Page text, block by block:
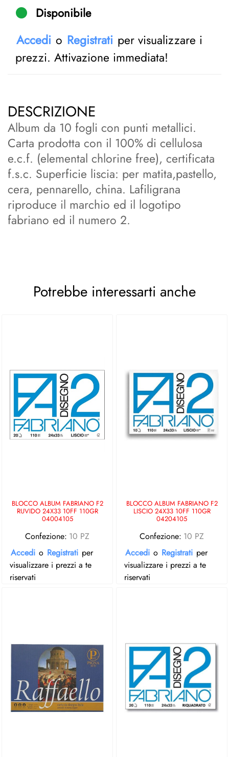
Disponibile
Accedi o Registrati per visualizzare i
prezzi. Attivazione immediata!
DESCRIZIONE
Album da 10 fogli con punti metallici.
Carta prodotta con il 100% di cellulosa
e.c.f. (elemental chlorine free), certificata
f.s.c. Superficie liscia: per matita,pastello,
cera, pennarello, china. Lafiligrana
riproduce il marchio ed il logotipo
fabriano ed il numero 2.
Potrebbe interessarti anche
BLOCCO ALBUM FABRIANO F2
RUVIDO 24X33 10FF 110GR
04004105
Confezione: 10 PZ
Accedi o Registrati per
visualizzare i prezzi a te
riservati
BLOCCO ALBUM FABRIANO F2
LISCIO 24X33 10FF 110GR
04204105
Confezione: 10 PZ
Accedi o Registrati per
visualizzare i prezzi a te
riservati